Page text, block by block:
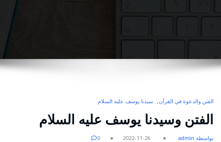
الفتن والدعوة في القرآن سيدنا يوسف عليه السلام
الفتن وسيدنا يوسف عليه السلام
بواسطة admin 2022-11-26
0